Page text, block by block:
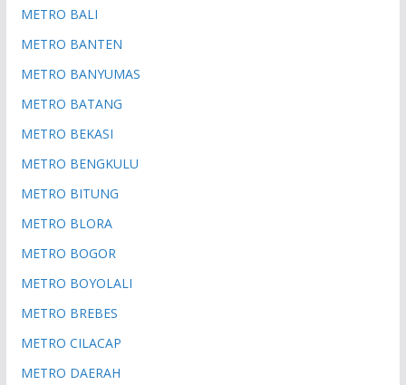
METRO BALI
METRO BANTEN
METRO BANYUMAS
METRO BATANG
METRO BEKASI
METRO BENGKULU
METRO BITUNG
METRO BLORA
METRO BOGOR
METRO BOYOLALI
METRO BREBES
METRO CILACAP
METRO DAERAH